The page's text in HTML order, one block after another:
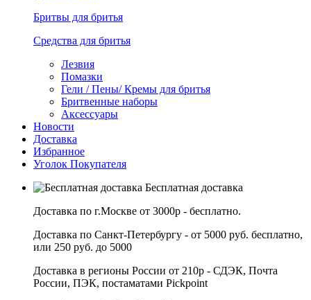
Бритвы для бритья
Средства для бритья
Лезвия
Помазки
Гели / Пены/ Кремы для бритья
Бритвенные наборы
Аксессуары
Новости
Доставка
Избранное
Уголок Покупателя
Бесплатная доставка
Доставка по г.Москве от 3000р - бесплатно.
Доставка по Санкт-Петербургу - от 5000 руб. бесплатно,
или 250 руб. до 5000
Доставка в регионы России от 210р - СДЭК, Почта
России, ПЭК, постаматами Pickpoint